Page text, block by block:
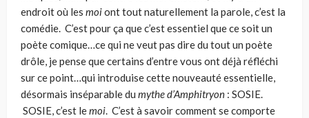
endroit où les moiont tout naturellement la parole, c’est la
comédie. C’est pour ça que c’est essentiel que ce soit un
poète comique…ce qui ne veut pas dire du tout un poète
drôle, je pense que certains d’entre vous ont déjà réfléchi
sur ce point…qui introduise cette nouveauté essentielle,
désormais inséparable du mythe d’Amphitryon : SOSIE.
SOSIE, c’est lemoi. C’est à savoir comment se comporte